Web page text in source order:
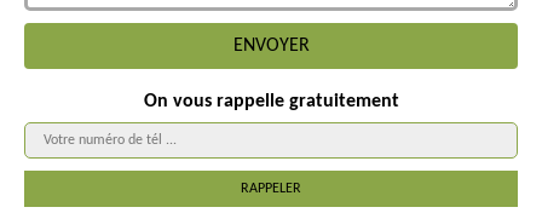
On vous rappelle gratuitement